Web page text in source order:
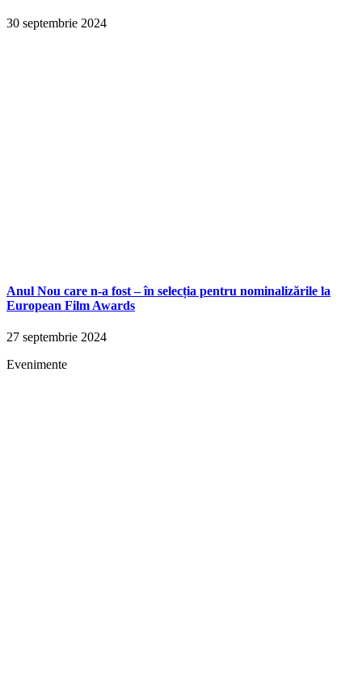
30 septembrie 2024
Anul Nou care n-a fost – în selecția pentru nominalizările la
European Film Awards
27 septembrie 2024
Evenimente